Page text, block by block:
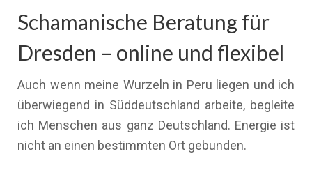
Schamanische Beratung für
Dresden – online und flexibel
Auch wenn meine Wurzeln in Peru liegen und ich
überwiegend in Süddeutschland arbeite, begleite
ich Menschen aus ganz Deutschland. Energie ist
nicht an einen bestimmten Ort gebunden.